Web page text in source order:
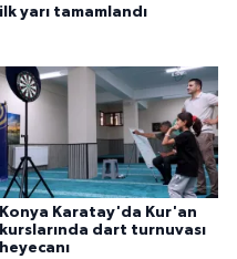
ilk yarı tamamlandı
Konya Karatay'da Kur'an
kurslarında dart turnuvası
heyecanı